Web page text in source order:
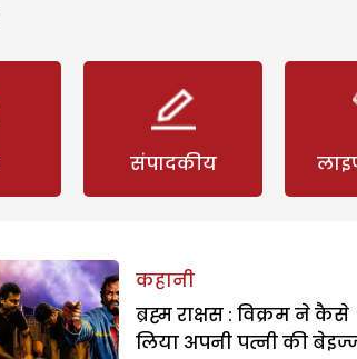
संपादकीय
कहानी
ब्रह्म राक्षस : विक्रम ने कैसे
लिया अपनी पत्नी की